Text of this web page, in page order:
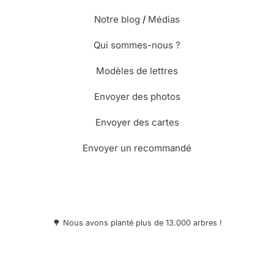
Notre blog / Médias
Qui sommes-nous ?
Modèles de lettres
Envoyer des photos
Envoyer des cartes
Envoyer un recommandé
🌳 Nous avons planté plus de 13.000 arbres !